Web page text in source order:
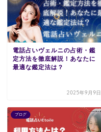
電話占いヴェルニの占術・鑑
定方法を徹底解説！あなたに
最適な鑑定法は？
2025年9月9日
ブログ